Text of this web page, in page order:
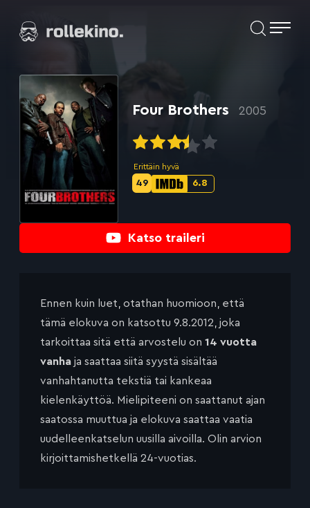
suoraan
Elokuvat ja elokuva-arviot | Rollekino.fi
jälkeen.
Katso traileri
Four Brothers 2005
Erittäin hyvä
IMDb-
6.8
Metascore-
49
Ennen kuin luet, otathan huomioon, että
tämä elokuva on katsottu 9.8.2012, joka
tarkoittaa sitä että arvostelu on 14 vuotta
vanha ja saattaa siitä syystä sisältää
vanhahtanutta tekstiä tai kankeaa
kielenkäyttöä. Mielipiteeni on saattanut ajan
saatossa muuttua ja elokuva saattaa vaatia
uudelleenkatselun uusilla aivoilla. Olin arvion
kirjoittamishetkellä 24-vuotias.